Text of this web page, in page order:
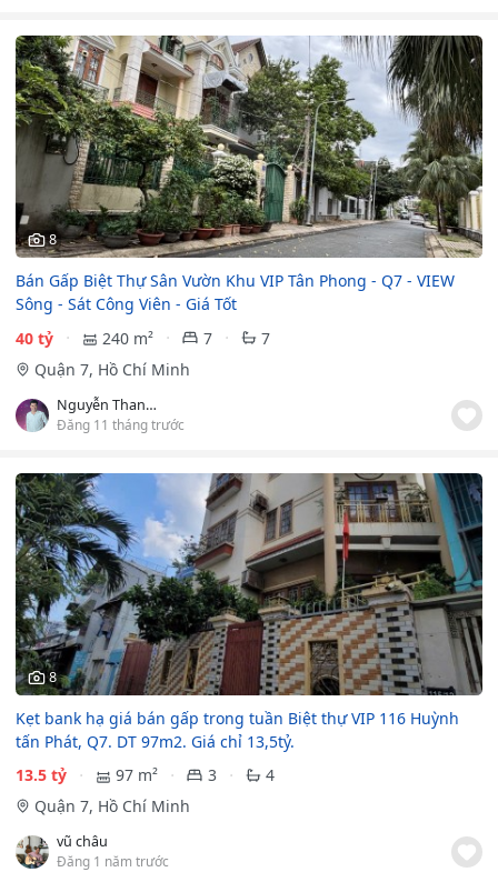
8
Bán Gấp Biệt Thự Sân Vườn Khu VIP Tân Phong - Q7 - VIEW
Sông - Sát Công Viên - Giá Tốt
40 tỷ
240 m² 7
7
Quận 7, Hồ Chí Minh
Nguyễn Thanh Út
Đăng 11 tháng trước
8
Kẹt bank hạ giá bán gấp trong tuần Biệt thự VIP 116 Huỳnh
tấn Phát, Q7. DT 97m2. Giá chỉ 13,5tỷ.
13.5 tỷ
97 m² 3
4
Quận 7, Hồ Chí Minh
vũ châu
Đăng 1 năm trước